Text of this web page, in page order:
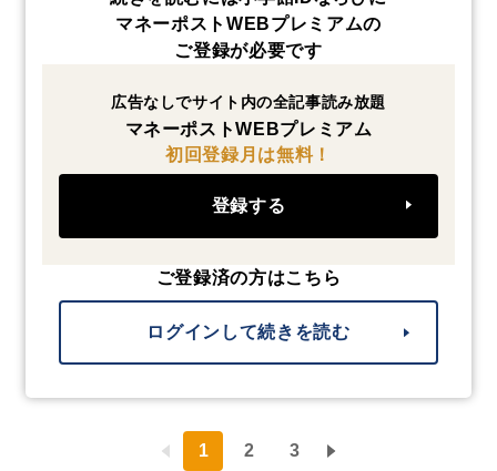
マネーポストWEBプレミアムの
ご登録が必要です
広告なしでサイト内の全記事読み放題
マネーポストWEBプレミアム
初回登録月は無料！
登録する
ご登録済の方はこちら
ログインして続きを読む
1 2 3